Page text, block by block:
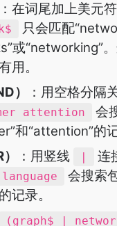
在词尾加上美元
只会匹配
或“networking”
用。
）
：用空格分隔
attention
会
和“attention”的记
：用竖线 连
会搜索
记录。
(graph$ |